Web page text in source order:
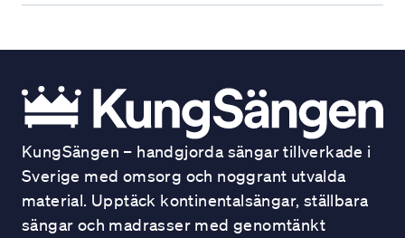
KungSängen – handgjorda sängar tillverkade i
Sverige med omsorg och noggrant utvalda
material. Upptäck kontinentalsängar, ställbara
sängar och madrasser med genomtänkt